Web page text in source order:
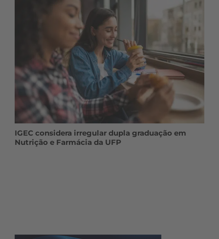
IGEC considera irregular dupla graduação em
Nutrição e Farmácia da UFP